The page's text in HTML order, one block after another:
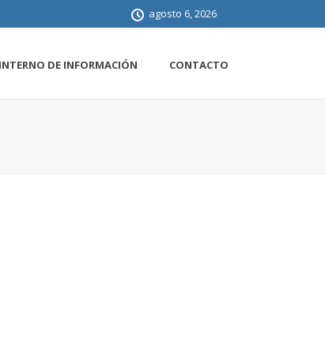
agosto 6, 2026
DE INFORMACIÓN CONTACTO